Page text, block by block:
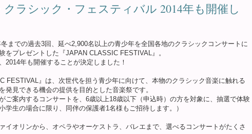
ラシック・フェスティバル 2014年も開催し
までの過去3回、延べ2,900名以上の青少年を全国各地のクラシックコンサートに
をプレゼントした『JAPAN CLASSIC FESTIVAL』。
2014年も開催することが決定しました！
FESTIVAL』は、次世代を担う青少年に向けて、本物のクラシック音楽に触れる
発見できる機会の提供を目的とした音楽祭です。
ご案内するコンサートを、6歳以上18歳以下（申込時）の方を対象に、抽選で体験
学生の場合に限り、同伴の保護者1名様もご招待します。）
イオリンから、オペラやオーケストラ、バレエまで、選べるコンサートがたくさ